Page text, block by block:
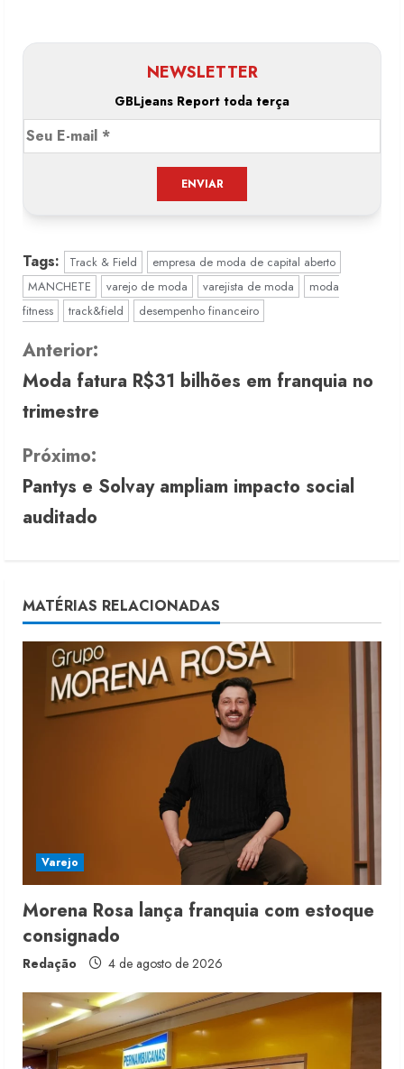
NEWSLETTER
GBLjeans Report toda terça
Tags: Track & Field
empresa de moda de capital aberto
MANCHETE
varejo de moda varejista de moda
moda
fitness
track&field desempenho financeiro
C
o
n
t
i
e
n
g
Anterior:
Moda fatura R$31 bilhões em franquia no
trimestre
Próximo:
Pantys e Solvay ampliam impacto social
auditado
MATÉRIAS RELACIONADAS
Varejo
Morena Rosa lança franquia com estoque
consignado
Redação 4 de agosto de 2026